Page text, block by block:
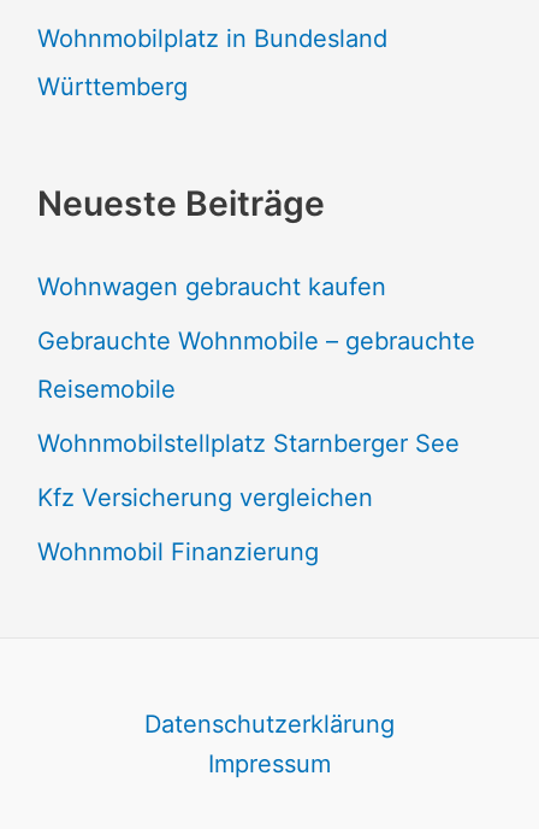
Wohnmobilplatz in Bundesland
Württemberg
Neueste Beiträge
Wohnwagen gebraucht kaufen
Gebrauchte Wohnmobile – gebrauchte
Reisemobile
Wohnmobilstellplatz Starnberger See
Kfz Versicherung vergleichen
Wohnmobil Finanzierung
Datenschutzerklärung
Impressum